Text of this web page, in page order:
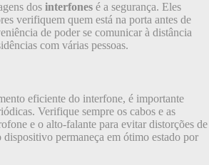
dos interfones é a segurança. Eles
verifiquem quem está na porta antes de
de poder se comunicar à distância
com várias pessoas.
eficiente do interfone, é importante
Verifique sempre os cabos e as
e o alto-falante para evitar distorções de
dispositivo permaneça em ótimo estado por